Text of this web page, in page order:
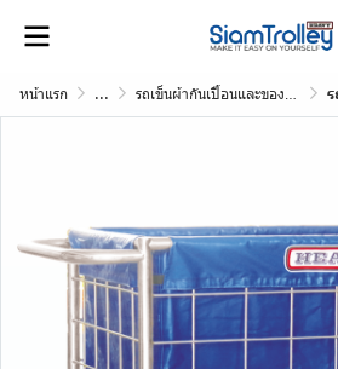
หน้าแรก ... รถเข็นผ้ากันเปื้อนและของติดเชื้อ รถ